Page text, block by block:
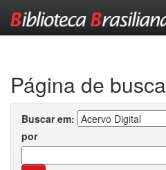
Página de busca
Buscar em:
por